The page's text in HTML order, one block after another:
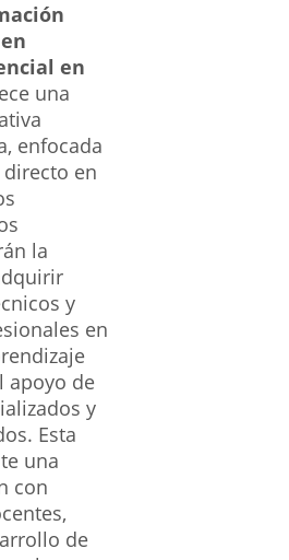
en
una
enfocada
en
la
y
en
apoyo de
y
Esta
una
con
de